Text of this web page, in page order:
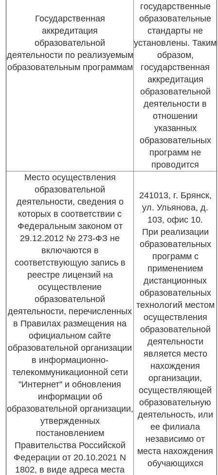
Государственная
аккредитация
образовательной
деятельности по реализуемым
образовательным программам
государственные
образовательные
стандарты не
установлены. Таким
образом,
государственная
аккредитация
образовательной
деятельности в
отношении
указанных
образовательных
программ не
проводится
Место осуществления
образовательной
деятельности, сведения о
которых в соответствии с
Федеральным законом от
29.12.2012 № 273-ФЗ не
включаются в
соответствующую запись в
реестре лицензий на
осуществление
образовательной
деятельности, перечисленных
в Правилах размещения на
официальном сайте
образовательной организации
в информационно-
телекоммуникационной сети
"Интернет" и обновления
информации об
образовательной организации,
утвержденных
постановлением
Правительства Российской
Федерации от 20.10.2021 N
1802, в виде адреса места
241013, г. Брянск,
ул. Ульянова, д.
103, офис 10.
При реализации
образовательных
программ с
применением
дистанционных
образовательных
технологий местом
осуществления
образовательной
деятельности
является место
нахождения
организации,
осуществляющей
образовательную
деятельность, или
ее филиала
независимо от
места нахождения
обучающихся